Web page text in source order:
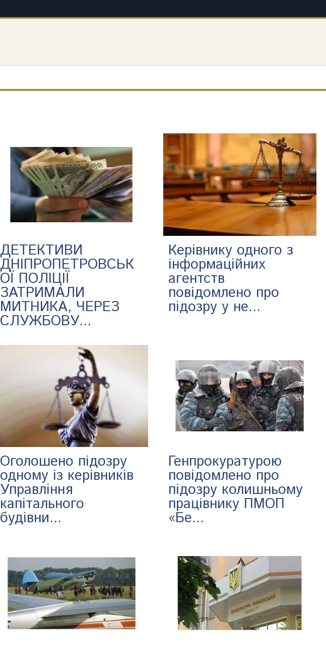
ДЕТЕКТИВИ
ДНІПРОПЕТРОВСЬК
ОЇ ПОЛІЦІЇ
ЗАТРИМАЛИ
МИТНИКА, ЧЕРЕЗ
СЛУЖБОВУ...
Керівнику одного з
інформаційних
агентств
повідомлено про
підозру у не...
Оголошено підозру
одному із керівників
Управління
капітального
будівни...
Генпрокуратурою
повідомлено про
підозру колишньому
працівнику ПМОП
«Бе...